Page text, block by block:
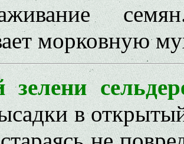
морковную
зелени
в